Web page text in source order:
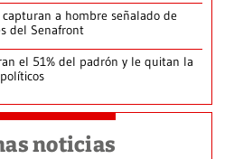
capturan a hombre señalado de
del Senafront
el 51% del padrón y le quitan la
noticias